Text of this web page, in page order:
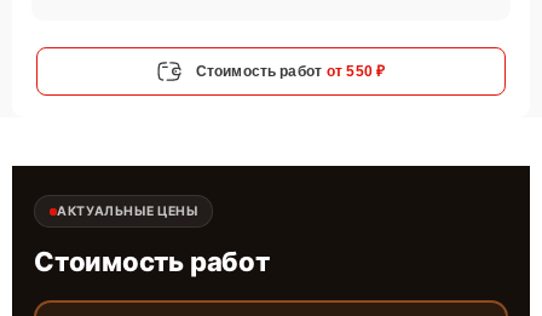
Стоимость работ от 550 ₽
АКТУАЛЬНЫЕ ЦЕНЫ
Стоимость работ